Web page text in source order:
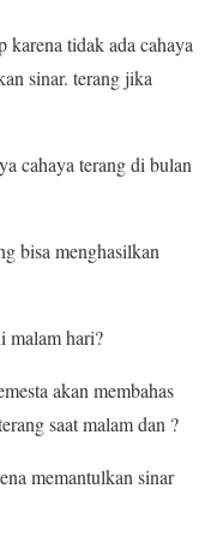
karena tidak ada cahaya
sinar. terang jika
cahaya terang di bulan
bisa menghasilkan
malam hari?
akan membahas
saat malam dan ?
memantulkan sinar